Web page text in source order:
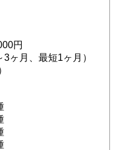
円
ヶ月、最短1ヶ月）